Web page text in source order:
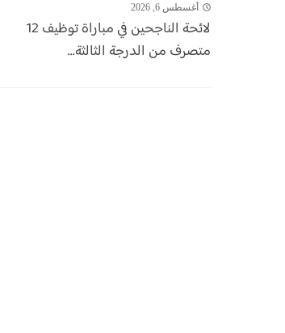
أغسطس 6, 2026
لائحة الناجحين في مباراة توظيف 12
متصرف من الدرجة الثالثة...